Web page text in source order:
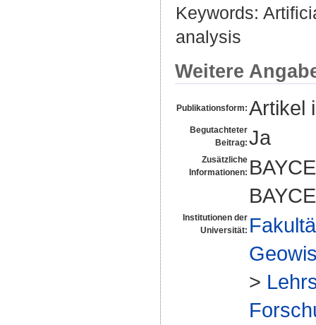
Keywords:
analysis
Weitere
Publikationsform: Artikel
Begutachteter
Beitrag: Ja
Zusätzliche
Informationen:
Institutionen der
Universität:
>